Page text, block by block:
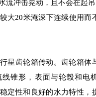
流冲击晃动，且不会在起吊
较大20米淹深下连续使用而
星齿轮箱传动。齿轮箱体
锥形，表面与轮毂和电
定性和良好的水力特性，